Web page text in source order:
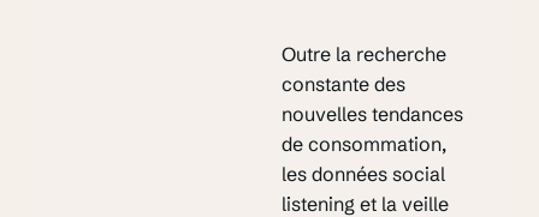
Outre la recherche
constante des
nouvelles tendances
de consommation,
les données social
listening et la veille